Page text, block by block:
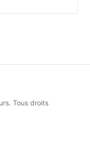
Tous droits